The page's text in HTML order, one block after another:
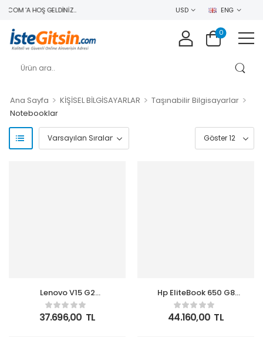
'A HOŞ GELDINIZ.. USD ENG
0
Ana Sayfa > KİŞİSEL BİLGİSAYARLAR > Taşınabilir Bilgisayarlar >
Notebooklar
Lenovo V15 G2
82KB00CBTX i7-1165G7
8GB 512GB SSD 15.6¨ Full
HD FreeDOS Notebook
37.696,00 TL
Hp EliteBook 650 G8
B2RK6ES i5-1335U 16GB
512GB SSD 15.6 FHD
FreeDOS Notebook
44.160,00 TL